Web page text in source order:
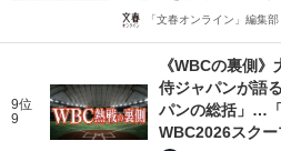
「文春オンライン」編集部
9位
9
《WBCの裏側》
侍ジャパンが語
パンの総括」…
WBC2026スクー